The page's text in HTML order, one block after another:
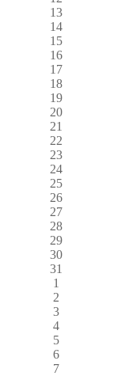
13
14
15
16
17
18
19
20
21
22
23
24
25
26
27
28
29
30
31
1
2
3
4
5
6
7